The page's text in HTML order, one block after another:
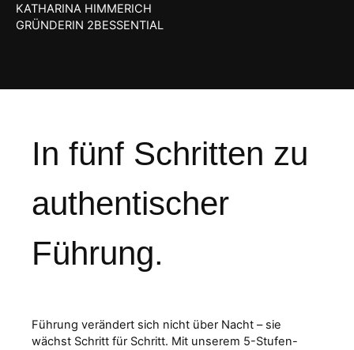
KATHARINA HIMMERICH
GRÜNDERIN 2BESSENTIAL
In fünf Schritten zu
authentischer
Führung.
Führung verändert sich nicht über Nacht – sie
wächst Schritt für Schritt. Mit unserem 5-Stufen-